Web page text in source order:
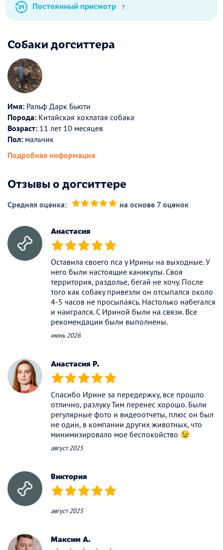
Постоянный присмотр ?
Собаки догситтера
Имя: Ральф Дарк Бьюти
Порода: Китайская хохлатая собака
Возраст: 11 лет 10 месяцев
Пол: мальчик
Подробная информация
Отзывы о догситтере
Средняя оценка: на основе 7 оценок
Анастасия
(*) (*) (*) (*) (*)
Оставила своего пса у Ирины на выходные. У
него были настоящие каникулы. Своя
территория, раздолье, бегай не хочу. После
того как собаку привезли он отсыпался около
4-5 часов не просыпаясь. Настолько набегался
и наигрался. С Ириной были на связи. Все
рекомендации были выполнены.
июнь 2026
Анастасия Р.
(*) (*) (*) (*) (*)
Спасибо Ирине за передержку, все прошло
отлично, разлуку Тим перенес хорошо. Были
регулярные фото и видеоотчеты, плюс он был
не один, в компании других животных, что
минимизировало мое беспокойство 😉
август 2025
Виктория
(*) (*) (*) (*) (*)
август 2025
Максим А.